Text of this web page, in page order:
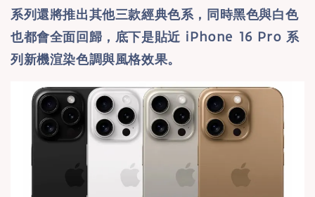
系列還將推出其他三款經典色系，同時黑色與白色
也都會全面回歸，底下是貼近 iPhone 16 Pro 系
列新機渲染色調與風格效果。